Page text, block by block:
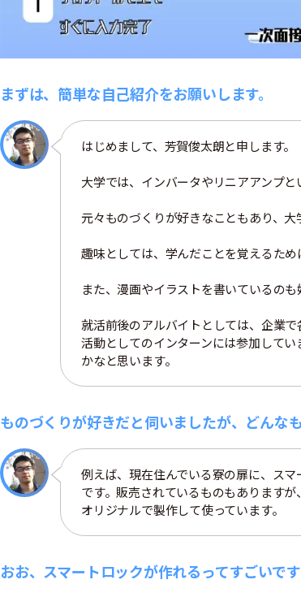
まずは、簡単な自己紹介をお願いします。
はじめまして、芳賀俊太朗と申します。
大学では、インバータやリニアアンプ
元々ものづくりが好きなこともあり、大
趣味としては、学んだことを覚えるた
また、漫画やイラストを書いているのも
就活前後のアルバイトとしては、企業
活動としてのインターンには参加して
かなと思います。
ものづくりが好きだと伺いましたが、どんな
例えば、現在住んでいる寮の扉に、ス
です。販売されているものもあります
オリジナルで製作して使っています。
おお、スマートロックが作れるってすごいで